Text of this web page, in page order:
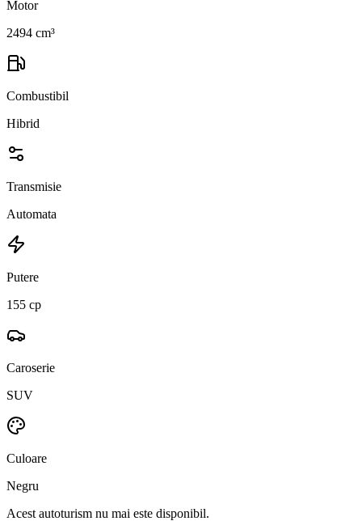
Motor
2494 cm³
Combustibil
Hibrid
Transmisie
Automata
Putere
155 cp
Caroserie
SUV
Culoare
Negru
Acest autoturism nu mai este disponibil.